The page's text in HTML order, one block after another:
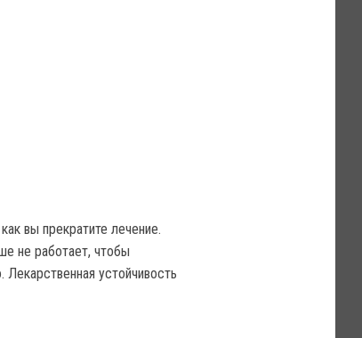
вы прекратите лечение.
не работает, чтобы
устойчивость